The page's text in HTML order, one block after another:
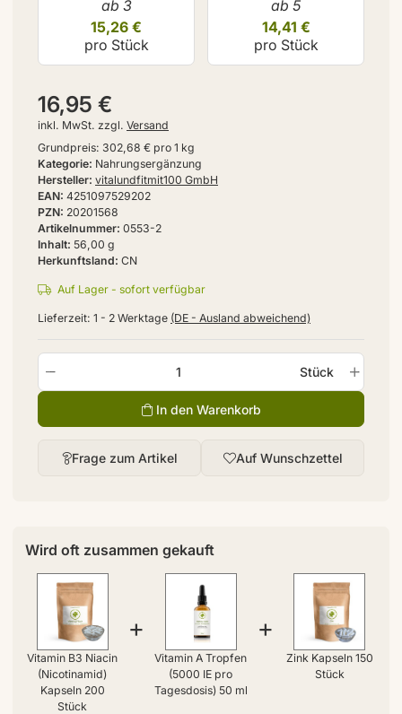
Inhalt 56,00 g
Hersteller vitalundfitmit100 GmbH
Artikelnummer 0553-2
PZN 20201568
EAN 4251097529202
Herkunftsland CN
Kategorie Nahrungsergänzung
16,95 €
inkl. MwSt. zzgl. Versand
Grundpreis: 302,68 € pro 1 kg
Frage zum Artikel Auf Wunschzettel
Stück
In den Warenkorb
Auf Lager - sofort verfügbar
Lieferzeit: 1 - 2 Werktage (DE - Ausland abweichend)
ab 3
15,26 €
pro Stück
ab 5
14,41 €
pro Stück
Wird oft zusammen gekauft
Vitamin B3 Niacin
(Nicotinamid)
Kapseln 200
Stück
+
Vitamin A Tropfen
(5000 IE pro
Tagesdosis) 50 ml
+
Zink Kapseln 150
Stück